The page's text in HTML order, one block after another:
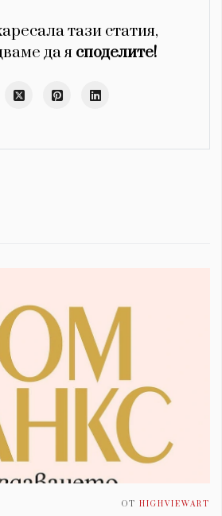
тази статия,
да я споделите!
ОТ HIGHVIEWART